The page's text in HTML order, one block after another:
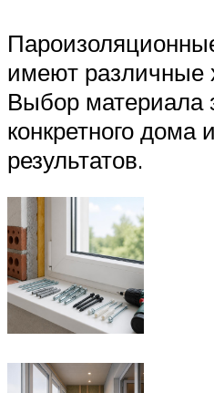
имеют различные
Выбор материала
конкретного
результатов.